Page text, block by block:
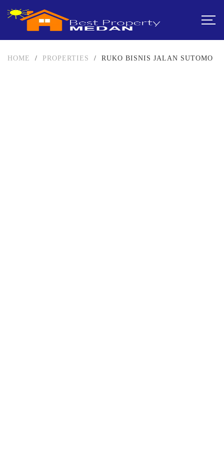
HOME / PROPERTIES / RUKO BISNIS JALAN SUTOMO